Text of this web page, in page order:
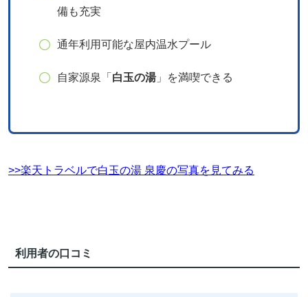
備も充実
通年利用可能な屋内温水プール
自家源泉「 白玉の湯」を満喫できる
>>楽天トラベルで白玉の湯 泉慶の写真を見てみる
利用者の口コミ